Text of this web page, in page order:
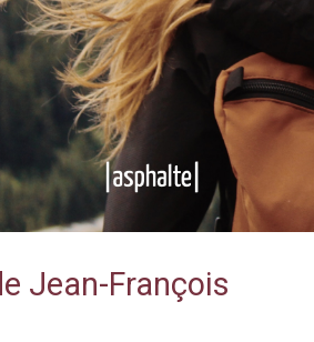
Jean-François